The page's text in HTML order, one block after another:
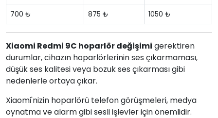
700 ₺ 875 ₺ 1050 ₺
Xiaomi Redmi 9C hoparlör değişimi gerektiren
durumlar, cihazın hoparlörlerinin ses çıkarmaması,
düşük ses kalitesi veya bozuk ses çıkarması gibi
nedenlerle ortaya çıkar.
Xiaomi'nizin hoparlörü telefon görüşmeleri, medya
oynatma ve alarm gibi sesli işlevler için önemlidir.